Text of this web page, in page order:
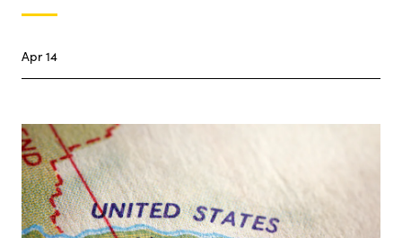
Apr 14